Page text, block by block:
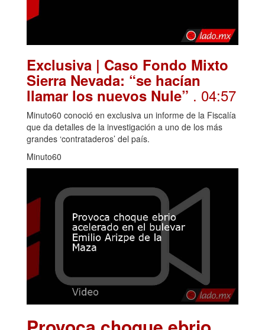
Exclusiva | Caso Fondo Mixto
Sierra Nevada: “se hacían
llamar los nuevos Nule” . 04:57
Minuto60 conoció en exclusiva un informe de la Fiscalía
que da detalles de la investigación a uno de los más
grandes ‘contrataderos’ del país.
Minuto60